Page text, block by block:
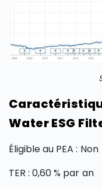
Water ESG
Éligible au PEA : Non
TER : 0,60 % par an